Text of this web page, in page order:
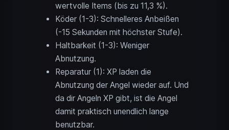
wertvolle Items (bis zu 11,3 %).
Köder (1-3): Schnelleres Anbeißen
(-15 Sekunden mit höchster Stufe).
Haltbarkeit (1-3): Weniger
Abnutzung.
Reparatur (1): XP laden die
Abnutzung der Angel wieder auf. Und
da dir Angeln XP gibt, ist die Angel
damit praktisch unendlich lange
benutzbar.